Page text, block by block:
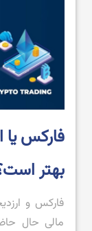
فارکس یا
بهتر
فارکس و
مالی حال